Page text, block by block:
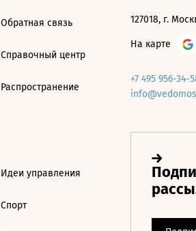
Обратная связь
Справочный центр
Распространение
Идеи управления
Спорт
127018, г.
На карте
+7 495 956-34-